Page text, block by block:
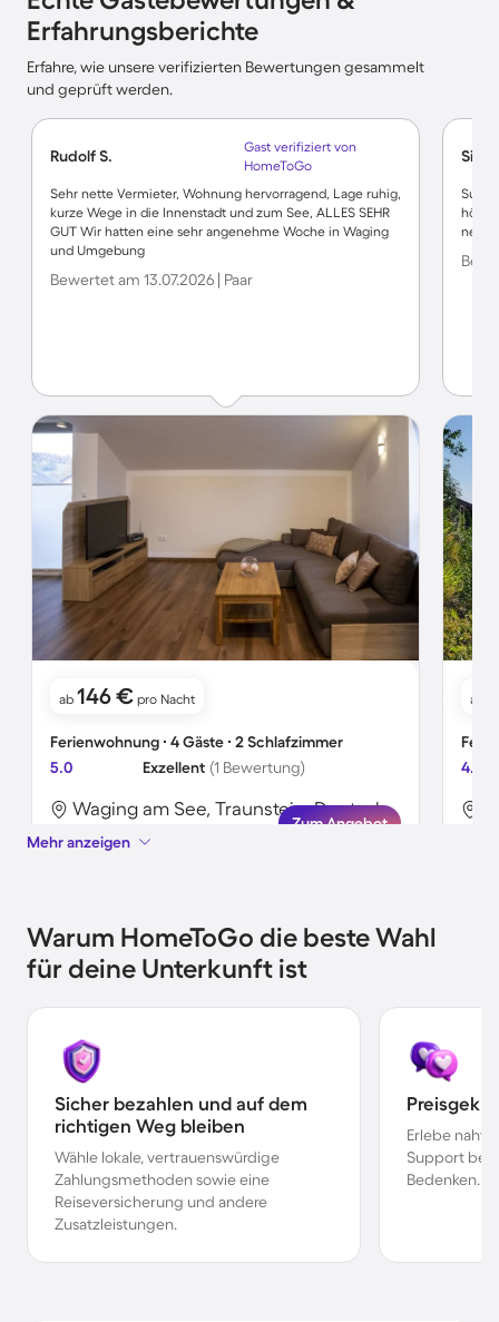
Erfahrungsberichte
Erfahre, wie unsere verifizierten Bewertungen gesammelt
und geprüft werden.
Rudolf S.
Gast verifiziert von
HomeToGo
Sehr nette Vermieter, Wohnung hervorragend, Lage ruhig,
kurze Wege in die Innenstadt und zum See, ALLES SEHR
GUT Wir hatten eine sehr angenehme Woche in Waging
und Umgebung
Bewertet am 13.07.2026 | Paar
ab 146 € pro Nacht
Ferienwohnung ∙ 4 Gäste ∙ 2 Schlafzimmer
5.0
Exzellent (1 Bewertung)
Waging am See, Traunstein, Deutschland
Zum Angebot
hört
nett
ab
4.8
Mehr anzeigen
Warum HomeToGo die beste Wahl
für deine Unterkunft ist
Sicher bezahlen und auf dem
richtigen Weg bleiben
Wähle lokale, vertrauenswürdige
Zahlungsmethoden sowie eine
Reiseversicherung und andere
Zusatzleistungen.
Erlebe
Support bei
Bedenken.